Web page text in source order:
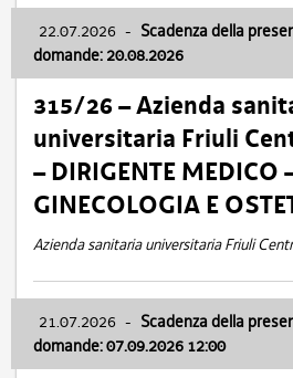
22.07.2026 - Scadenza della
domande: 20.08.2026
315/26 – Azienda
universitaria Friuli
– DIRIGENTE MEDICO
GINECOLOGIA E
Azienda sanitaria universitaria Friuli
21.07.2026 - Scadenza della
domande: 07.09.2026 12:00